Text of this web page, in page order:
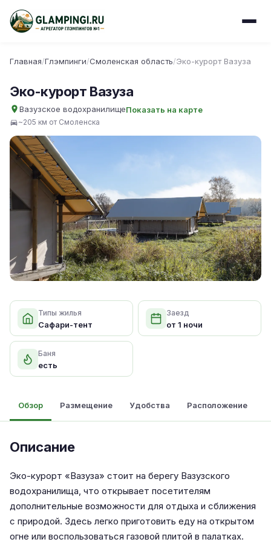
Главная/Глэмпинги/Смоленская область/Эко-курорт Вазуза
Эко-курорт Вазуза
Вазузское водохранилищеПоказать на карте
~205 км от Смоленска
Типы жилья
Сафари-тент
Заезд
от 1 ночи
Баня
есть
Обзор Размещение Удобства Расположение
Описание
Эко-курорт «Вазуза» стоит на берегу Вазузского
водохранилища, что открывает посетителям
дополнительные возможности для отдыха и сближения
с природой. Здесь легко приготовить еду на открытом
огне или воспользоваться газовой плитой в палатках.